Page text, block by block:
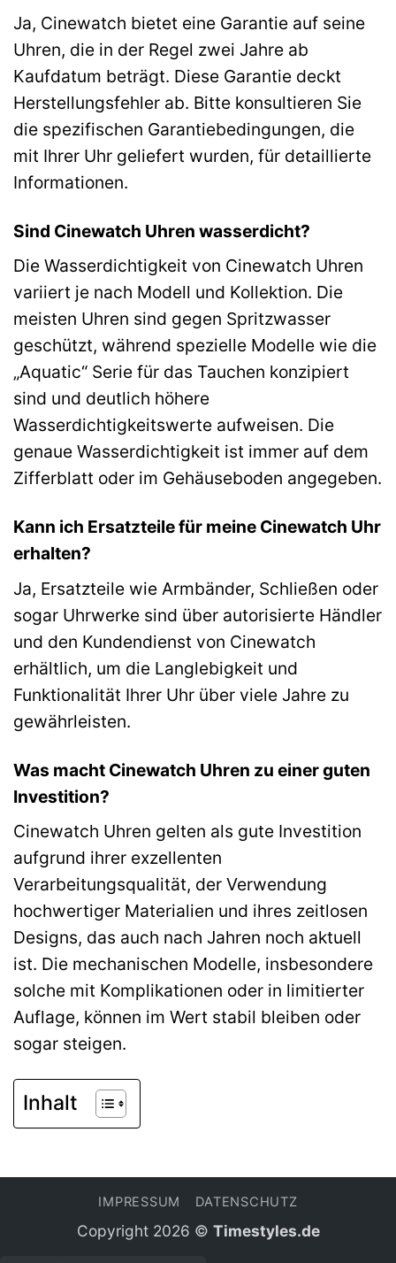
Ja, Cinewatch bietet eine Garantie auf seine
Uhren, die in der Regel zwei Jahre ab
Kaufdatum beträgt. Diese Garantie deckt
Herstellungsfehler ab. Bitte konsultieren Sie
die spezifischen Garantiebedingungen, die
mit Ihrer Uhr geliefert wurden, für detaillierte
Informationen.
Sind Cinewatch Uhren wasserdicht?
Die Wasserdichtigkeit von Cinewatch Uhren
variiert je nach Modell und Kollektion. Die
meisten Uhren sind gegen Spritzwasser
geschützt, während spezielle Modelle wie die
„Aquatic“ Serie für das Tauchen konzipiert
sind und deutlich höhere
Wasserdichtigkeitswerte aufweisen. Die
genaue Wasserdichtigkeit ist immer auf dem
Zifferblatt oder im Gehäuseboden angegeben.
Kann ich Ersatzteile für meine Cinewatch Uhr
erhalten?
Ja, Ersatzteile wie Armbänder, Schließen oder
sogar Uhrwerke sind über autorisierte Händler
und den Kundendienst von Cinewatch
erhältlich, um die Langlebigkeit und
Funktionalität Ihrer Uhr über viele Jahre zu
gewährleisten.
Was macht Cinewatch Uhren zu einer guten
Investition?
Cinewatch Uhren gelten als gute Investition
aufgrund ihrer exzellenten
Verarbeitungsqualität, der Verwendung
hochwertiger Materialien und ihres zeitlosen
Designs, das auch nach Jahren noch aktuell
ist. Die mechanischen Modelle, insbesondere
solche mit Komplikationen oder in limitierter
Auflage, können im Wert stabil bleiben oder
sogar steigen.
Inhalt
IMPRESSUM DATENSCHUTZ
Copyright 2026 © Timestyles.de